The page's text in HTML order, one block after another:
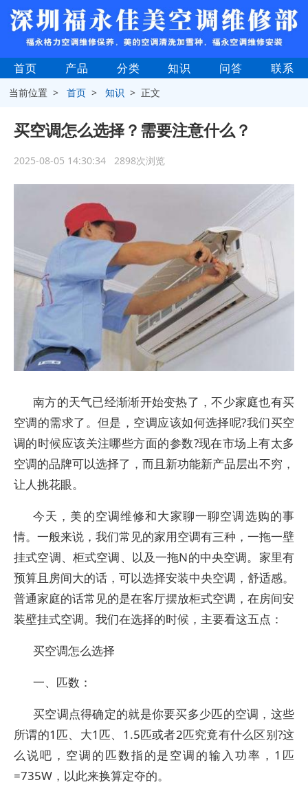
首页 产品 分类 知识 问答 联系
当前位置 >首页 >知识 > 正文
买空调怎么选择？需要注意什么？
2025-08-05 14:30:34 2898次浏览
南方的天气已经渐渐开始变热了，不少家庭也有买
空调的需求了。但是，空调应该如何选择呢?我们买空
调的时候应该关注哪些方面的参数?现在市场上有太多
空调的品牌可以选择了，而且新功能新产品层出不穷，
让人挑花眼。
今天，美的空调维修和大家聊一聊空调选购的事
情。一般来说，我们常见的家用空调有三种，一拖一壁
挂式空调、柜式空调、以及一拖N的中央空调。家里有
预算且房间大的话，可以选择安装中央空调，舒适感。
普通家庭的话常见的是在客厅摆放柜式空调，在房间安
装壁挂式空调。我们在选择的时候，主要看这五点：
买空调怎么选择
一、匹数：
买空调点得确定的就是你要买多少匹的空调，这些
所谓的1匹、大1匹、1.5匹或者2匹究竟有什么区别?这
么说吧，空调的匹数指的是空调的输入功率，1匹
=735W，以此来换算定夺的。